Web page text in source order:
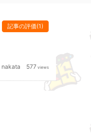
記事の評価(1)
nakata 577 views